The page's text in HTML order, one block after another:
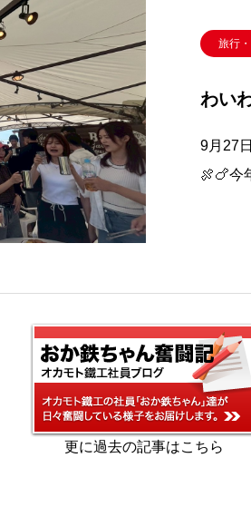
旅行
わい
9月27
🍖🍗今
更に過去の記事はこちら